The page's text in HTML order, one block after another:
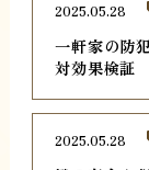
一軒家の防
対効果検証
2025.05.28
2025.05.28